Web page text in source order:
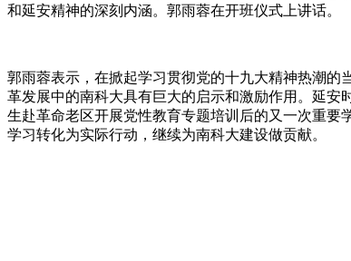
和延安精神的深刻内涵。郭雨蓉在开班仪式上讲话。
郭雨蓉表示，在掀起学习贯彻党的十九大精神热潮
革发展中的南科大具有巨大的启示和激励作用。延
生赴革命老区开展党性教育专题培训后的又一次重
学习转化为实际行动，继续为南科大建设做贡献。